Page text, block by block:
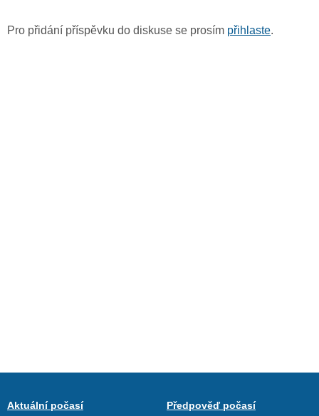
Pro přidání příspěvku do diskuse se prosím přihlaste.
Aktuální počasí
Předpověď počasí